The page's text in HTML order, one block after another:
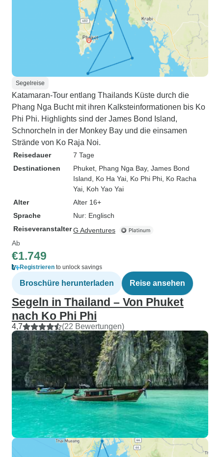
Segelreise
Katamaran-Tour entlang Thailands Küste durch die
Phang Nga Bucht mit ihren Kalksteinformationen bis Ko
Phi Phi. Highlights sind der James Bond Island,
Schnorcheln in der Monkey Bay und die einsamen
Strände von Ko Raja Noi.
Reisedauer
7 Tage
Destinationen
Phuket , Phang Nga Bay, James Bond
Island , Ko Ha Yai , Ko Phi Phi , Ko Racha
Yai , Koh Yao Yai
Alter
Alter 16+
Sprache
Nur: Englisch
ReiseveranstalterG Adventures
Ab
€1.749
Registrieren to unlock savings
Broschüre herunterladen Reise ansehen
Segeln in Thailand – Von Phuket
nach Ko Phi Phi
4,7 (22 Bewertungen)